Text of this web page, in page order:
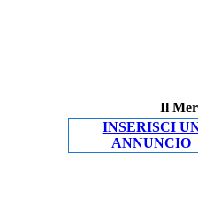
Il
INSERISCI
ANNUNCIO